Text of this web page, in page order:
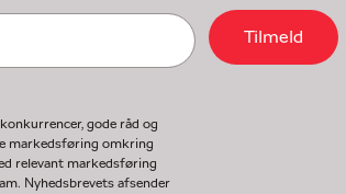
Tilmeld
gode råd og
markedsføring omkring
relevant markedsføring
Nyhedsbrevets afsender